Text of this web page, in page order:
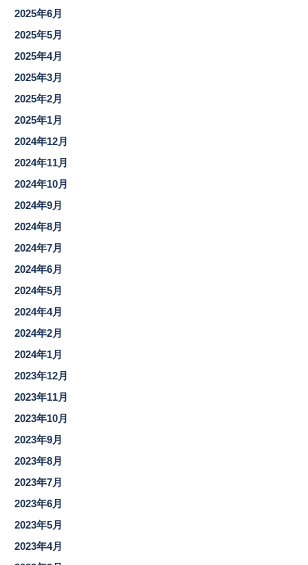
2025年6月
2025年5月
2025年4月
2025年3月
2025年2月
2025年1月
2024年12月
2024年11月
2024年10月
2024年9月
2024年8月
2024年7月
2024年6月
2024年5月
2024年4月
2024年2月
2024年1月
2023年12月
2023年11月
2023年10月
2023年9月
2023年8月
2023年7月
2023年6月
2023年5月
2023年4月